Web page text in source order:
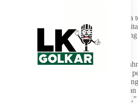
Direktur PWNI, Heni Hamidah, buka suara
penganiayaan itu. Heni membenarkan
adalah seorang warga negara Indonesia
“Kementerian Luar Negeri, KJRI Johor
Kuala Lumpur saat ini tengah memberikan
kepada seorang WNI dengan inisial YY
dugaan tindak penganiayaan yang
kerja beserta seorang rekannya di